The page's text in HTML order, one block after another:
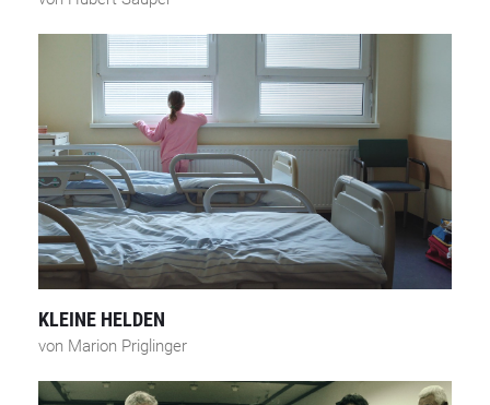
KLEINE HELDEN
von Marion Priglinger